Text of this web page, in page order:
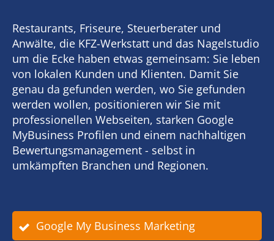
Restaurants, Friseure, Steuerberater und
Anwälte, die KFZ-Werkstatt und das Nagelstudio
um die Ecke haben etwas gemeinsam: Sie leben
von lokalen Kunden und Klienten. Damit Sie
genau da gefunden werden, wo Sie gefunden
werden wollen, positionieren wir Sie mit
professionellen Webseiten, starken Google
MyBusiness Profilen und einem nachhaltigen
Bewertungsmanagement - selbst in
umkämpften Branchen und Regionen.
Google My Business Marketing